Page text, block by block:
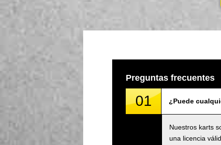
Preguntas frecuentes
01 ¿Puede
Nuestros karts
una licencia